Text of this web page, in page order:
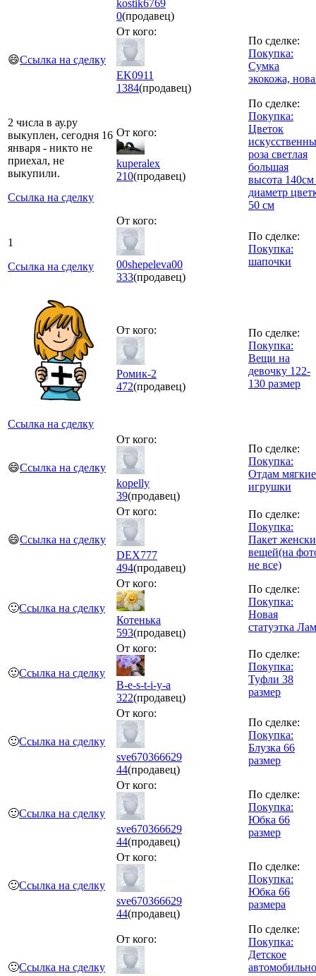
kostik6769
0(продавец)
😄Ссылка на сделку
От кого:
EK0911
1384(продавец)
По сделке:
Покупка:
Сумка
экокожа,
2 числа в ау.ру
выкуплен, сегодня 16
января - никто не
приехал, не
выкупили.
Ссылка на сделку
От кого:
kuperalex
210(продавец)
По сделке:
Покупка:
Цветок
роза светлая
большая
высота 140см
диаметр
50 см
1
Ссылка на сделку
От кого:
00shepeleva00
333(продавец)
По сделке:
Покупка:
шапочки
Ссылка на сделку
От кого:
Ромик-2
472(продавец)
По сделке:
Покупка:
Вещи на
девочку 122-
130 размер
😄Ссылка на сделку
От кого:
kopelly
39(продавец)
По сделке:
Покупка:
Отдам мягкие
игрушки
😄Ссылка на сделку
От кого:
DEX777
494(продавец)
По сделке:
Покупка:
Пакет
вещей(на
не все)
🙂Ссылка на сделку
От кого:
Котенька
593(продавец)
По сделке:
Покупка:
Новая
статуэтка
🙂Ссылка на сделку
От кого:
B-e-s-t-i-y-a
322(продавец)
По сделке:
Покупка:
Туфли 38
размер
🙂Ссылка на сделку
От кого:
sve670366629
44(продавец)
По сделке:
Покупка:
Блузка 66
размер
🙂Ссылка на сделку
От кого:
sve670366629
44(продавец)
По сделке:
Покупка:
Юбка 66
размер
🙂Ссылка на сделку
От кого:
sve670366629
44(продавец)
По сделке:
Покупка:
Юбка 66
размера
🙂Ссылка на сделку
От кого:
По сделке:
Покупка:
Детское